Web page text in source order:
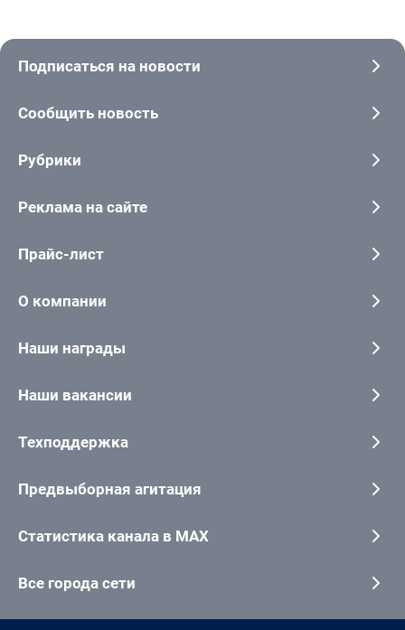
Подписаться на новости
Сообщить новость
Рубрики
Реклама на сайте
Прайс-лист
О компании
Наши награды
Наши вакансии
Техподдержка
Предвыборная агитация
Статистика канала в MAX
Все города сети